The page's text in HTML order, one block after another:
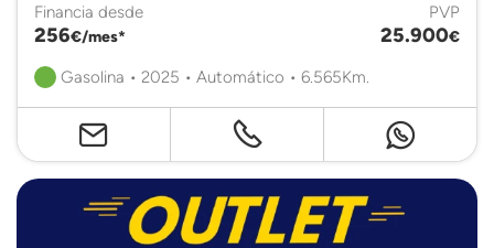
Financia desde
256€/mes*
PVP
25.900€
Gasolina • 2025 • Automático • 6.565Km.